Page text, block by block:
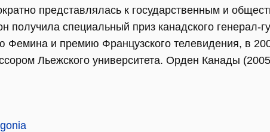
представлялась к государственным и
получила специальный приз канадского генерал-
Фемина и премию Французского телевидения, в
Льежского университета. Орден Канады